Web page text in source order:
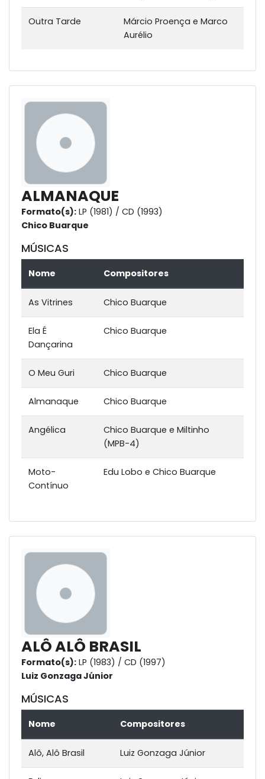
Outra Tarde
Márcio Proença e Marco
Aurélio
ALMANAQUE
Formato(s): LP (1981) / CD (1993)
Chico Buarque
MÚSICAS
Nome Compositores
As Vitrines Chico Buarque
Ela É
Dançarina
Chico Buarque
O Meu Guri Chico Buarque
Almanaque Chico Buarque
Angélica
Chico Buarque e Miltinho
(MPB-4)
Moto-
Contínuo
Edu Lobo e Chico Buarque
ALÔ ALÔ BRASIL
Formato(s): LP (1983) / CD (1997)
Luiz Gonzaga Júnior
MÚSICAS
Nome Compositores
Alô, Alô Brasil Luiz Gonzaga Júnior